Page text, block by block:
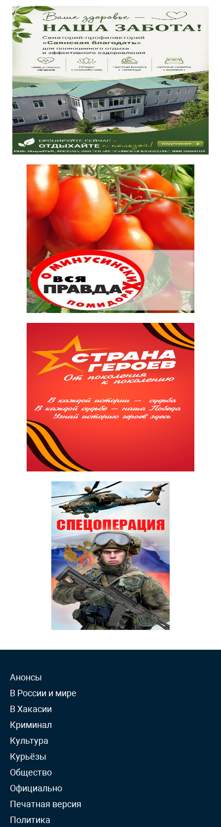
Анонсы
В России и мире
В Хакасии
Криминал
Культура
Курьёзы
Общество
Официально
Печатная версия
Политика